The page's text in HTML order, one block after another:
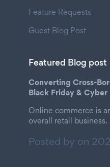
Feature Requests
Guest Blog Post
Featured Blog post
Converting Cross-
Black Friday &
Online commerce is
overall retail business.
Posted by on